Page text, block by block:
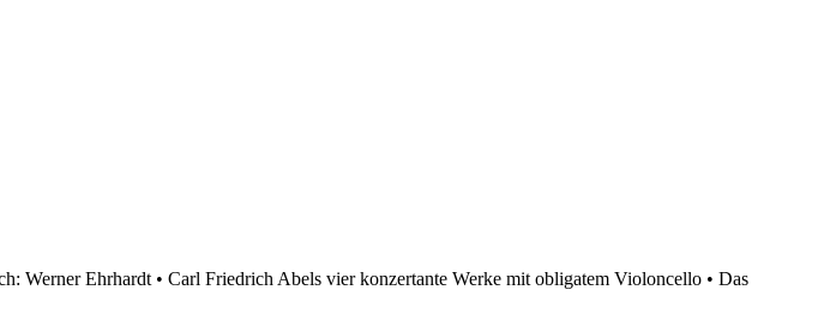
Werner Ehrhardt • Carl Friedrich Abels vier konzertante Werke mit obligatem Violoncello • Das